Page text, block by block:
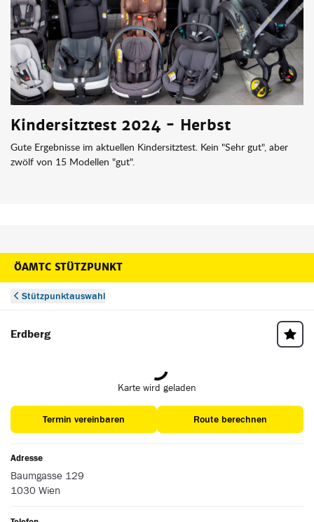
Kindersitztest 2024 - Herbst
Gute Ergebnisse im aktuellen Kindersitztest. Kein "Sehr gut", aber
zwölf von 15 Modellen "gut".
ÖAMTC STÜTZPUNKT